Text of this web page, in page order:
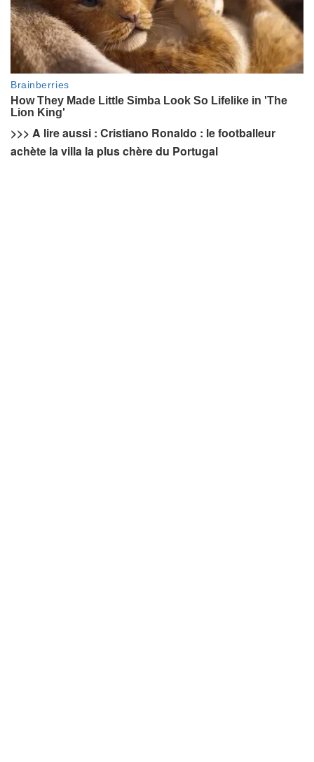
>>> A lire aussi : Cristiano Ronaldo : le footballeur
achète la villa la plus chère du Portugal